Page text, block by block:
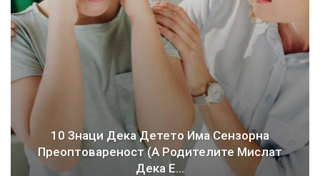
10 Знаци Дека Детето Има Сензорна
Преоптовареност (а Родителите Мислат
Дека Е…